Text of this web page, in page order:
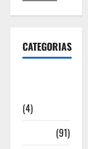
CATEGORIAS
(4)
(91)